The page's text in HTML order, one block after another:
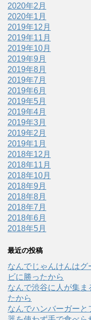
2020年2月
2020年1月
2019年12月
2019年11月
2019年10月
2019年9月
2019年8月
2019年7月
2019年6月
2019年5月
2019年4月
2019年3月
2019年2月
2019年1月
2018年12月
2018年11月
2018年10月
2018年9月
2018年8月
2018年7月
2018年6月
2018年5月
最近の投稿
なんでじゃんけんは
ビに勝ったから
なんで渋谷に人が集
たから
なんでハンバーガー